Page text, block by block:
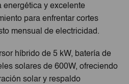
energética y excelente
para enfrentar cortes
mensual de electricidad.
híbrido de 5 kW, batería de
solares de 600W, ofreciendo
solar y respaldo